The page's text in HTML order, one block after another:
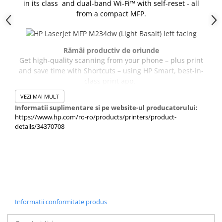
in its class and dual-band Wi-Fi™ with self-reset - all
from a compact MFP.
Rămâi productiv de oriunde
Get high-quality scanning from your phone – plus print
and save time with Shortcuts – using HP Smart, best-in-
Uşor de configurat, uşor de utilizat
Du rapid proiectele la bun sfârşit cu configurarea fără
printer. Plus, using HP FSC®-certified paper, you can help
to stop deforestation.
VEZI MAI MULT
Informatii suplimentare si pe website-ul producatorului:
https://www.hp.com/ro-ro/products/printers/product-
details/34370708
Informatii conformitate produs